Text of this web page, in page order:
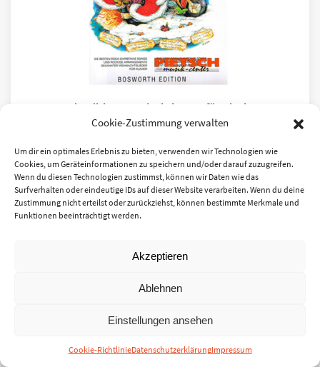
Cookie-Zustimmung verwalten
Um dir ein optimales Erlebnis zu bieten, verwenden wir Technologien wie
Cookies, um Geräteinformationen zu speichern und/oder darauf zuzugreifen.
Wenn du diesen Technologien zustimmst, können wir Daten wie das
Surfverhalten oder eindeutige IDs auf dieser Website verarbeiten. Wenn du deine
Zustimmung nicht erteilst oder zurückziehst, können bestimmte Merkmale und
Funktionen beeinträchtigt werden.
Akzeptieren
Ablehnen
Einstellungen ansehen
Cookie-RichtlinieDatenschutzerklärungImpressum
Bosworth Edition – Rock Christmas für Klavier
von H.-G. Heumann
Art.Nr.: 07332-0019
Sofort verfügbar
10,00€